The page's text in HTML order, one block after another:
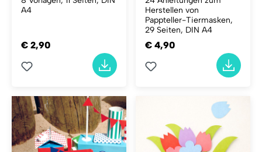
A4
€ 2,90
Herstellen von
Pappteller-Tiermasken,
29 Seiten, DIN A4
€ 4,90